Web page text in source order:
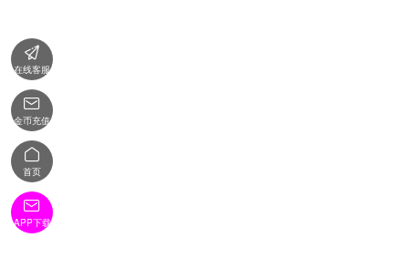

在线客服

金币充值

首页

APP下载